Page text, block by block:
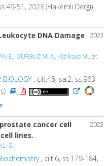
51, 2023 (Hakemli Dergi)
2023
DNA Damage
E., GÜRBÜZ M. A., Kizilkaya M., et
BIOLOGY , cilt.45, sa.2, ss.963-
2023
cancer cell
lines.
S.
, cilt.6, ss.179-184,